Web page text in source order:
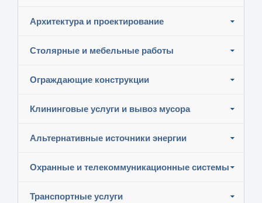
Архитектура и проектирование
Столярные и мебельные работы
Ограждающие конструкции
Клининговые услуги и вывоз мусора
Альтернативные источники энергии
Охранные и телекоммуникационные системы
Транспортные услуги